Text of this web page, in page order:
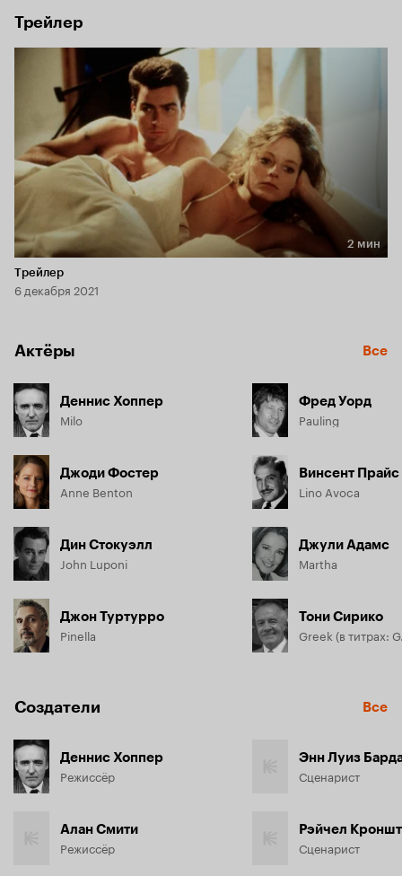
ней связано, удается вычислить беглянку. В то же время,
узнав её настолько хорошо, киллер понимает,
что влюбился.
Трейлер
Длительность 2 мин
2 мин
Трейлер
6 декабря 2021
Актёры Все
Деннис Хоппер
Milo
Джоди Фостер
Anne Benton
Дин Стокуэлл
John Luponi
Джон Туртурро
Pinella
Фред Уорд
Pauling
Винсент Прайс
Lino Avoca
Джули Адамс
Martha
Тони Сирико
Создатели Все
Деннис Хоппер
Режиссёр
Алан Смити
Режиссёр
Энн Луиз
Сценарист
Рэйчел
Сценарист